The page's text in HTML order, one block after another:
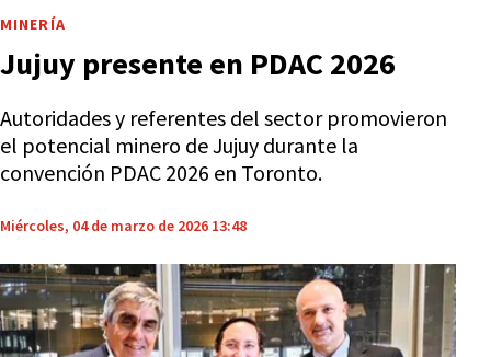
MINERÍA
Jujuy presente en PDAC 2026
Autoridades y referentes del sector promovieron
el potencial minero de Jujuy durante la
convención PDAC 2026 en Toronto.
Miércoles, 04 de marzo de 2026 13:48